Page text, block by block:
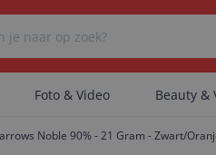
Foto & Video Beauty &
Noble 90% - 21 Gram - Zwart/